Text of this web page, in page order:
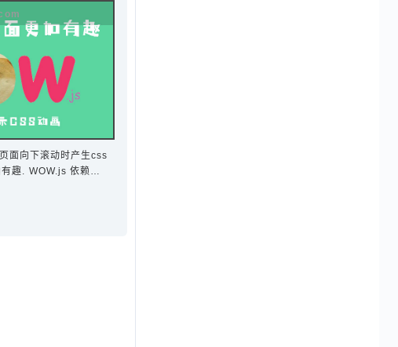
面向下滚动时产生css
趣. WOW.js 依赖
多达几十种